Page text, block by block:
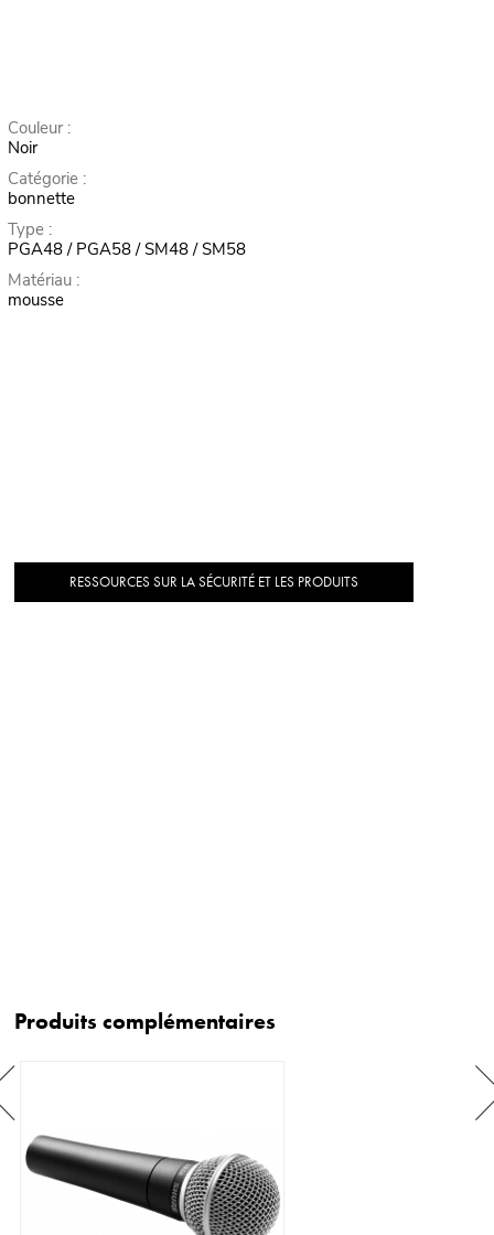
Couleur :
Noir
Catégorie :
bonnette
Type :
PGA48 / PGA58 / SM48 / SM58
Matériau :
mousse
RESSOURCES SUR LA SÉCURITÉ ET LES PRODUITS
Produits complémentaires